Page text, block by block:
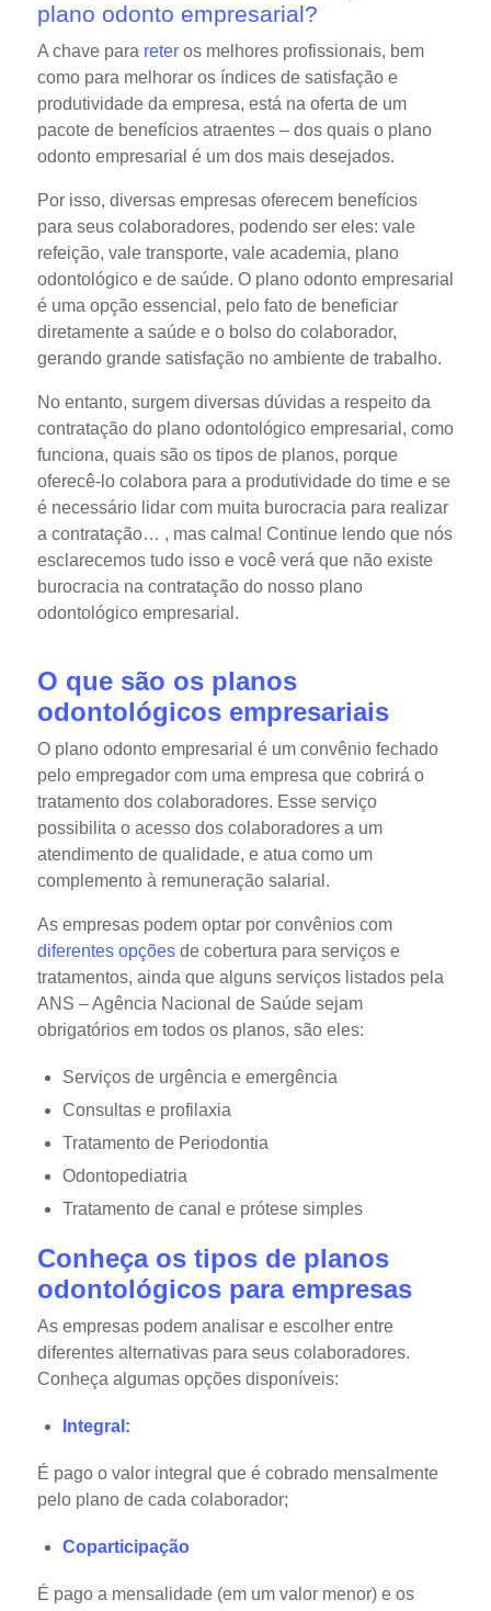
plano odonto empresarial?
A chave para reteros melhores profissionais, bem
como para melhorar os índices de satisfação e
produtividade da empresa, está na oferta de um
pacote de benefícios atraentes – dos quais o plano
odonto empresarial é um dos mais desejados.
Por isso, diversas empresas oferecem benefícios
para seus colaboradores, podendo ser eles: vale
refeição, vale transporte, vale academia, plano
odontológico e de saúde. O plano odonto empresarial
é uma opção essencial, pelo fato de beneficiar
diretamente a saúde e o bolso do colaborador,
gerando grande satisfação no ambiente de trabalho.
No entanto, surgem diversas dúvidas a respeito da
contratação do plano odontológico empresarial, como
funciona, quais são os tipos de planos, porque
oferecê-lo colabora para a produtividade do time e se
é necessário lidar com muita burocracia para realizar
a contratação… , mas calma! Continue lendo que nós
esclarecemos tudo isso e você verá que não existe
burocracia na contratação do nosso plano
odontológico empresarial.
O que são os planos
odontológicos empresariais
O plano odonto empresarial é um convênio fechado
pelo empregador com uma empresa que cobrirá o
tratamento dos colaboradores. Esse serviço
possibilita o acesso dos colaboradores a um
atendimento de qualidade, e atua como um
complemento à remuneração salarial.
As empresas podem optar por convênios com
diferentes opçõesde cobertura para serviços e
tratamentos, ainda que alguns serviços listados pela
ANS – Agência Nacional de Saúde sejam
obrigatórios em todos os planos, são eles:
Serviços de urgência e emergência
Consultas e profilaxia
Tratamento de Periodontia
Odontopediatria
Tratamento de canal e prótese simples
Conheça os tipos de planos
odontológicos para empresas
As empresas podem analisar e escolher entre
diferentes alternativas para seus colaboradores.
Conheça algumas opções disponíveis:
Integral:
É pago o valor integral que é cobrado mensalmente
pelo plano de cada colaborador;
Coparticipação
É pago a mensalidade (em um valor menor) e os